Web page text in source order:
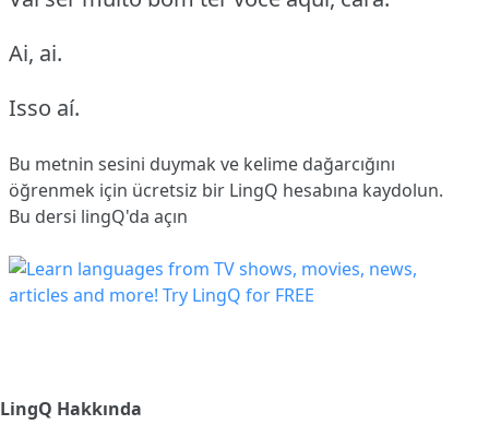
Ai, ai.
Isso aí.
Bu metnin sesini duymak ve kelime dağarcığını
öğrenmek için ücretsiz bir LingQ hesabına kaydolun.
Bu dersi lingQ'da açın
LingQ Hakkında